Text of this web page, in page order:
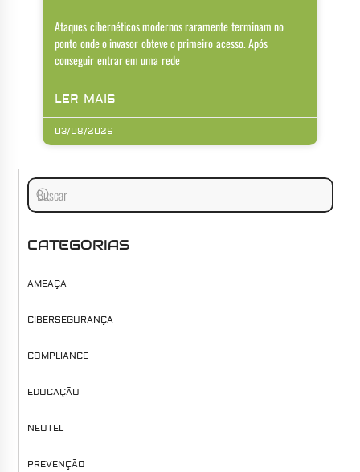
Ataques cibernéticos modernos raramente terminam no
ponto onde o invasor obteve o primeiro acesso. Após
conseguir entrar em uma rede
LER MAIS
03/08/2026
CATEGORIAS
AMEAÇA
CIBERSEGURANÇA
COMPLIANCE
EDUCAÇÃO
NEOTEL
PREVENÇÃO